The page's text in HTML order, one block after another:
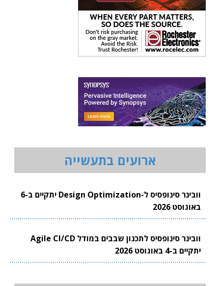
ארועים בתעשייה
וובינר סינופסיס ל-Design Optimization יתקיים ב-6
באוגוסט 2026
וובינר סינופסיס לתכנון שבבים במודל Agile CI/CD
יתקיים ב-4 באוגוסט 2026